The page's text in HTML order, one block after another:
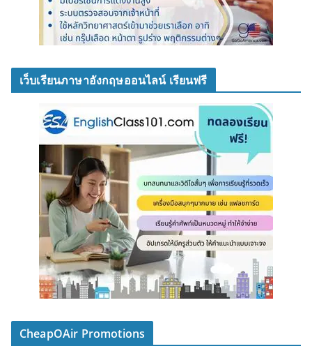
เว็บเรียนภาษาอังกฤษออนไลน์ เรียนฟรี
CheapOAir Promotions